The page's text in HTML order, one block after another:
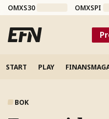
OMXS30 OMXSPI
START PLAY
BOK